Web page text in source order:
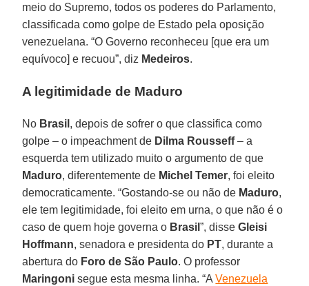
meio do Supremo, todos os poderes do Parlamento,
classificada como golpe de Estado pela oposição
venezuelana. “O Governo reconheceu [que era um
equívoco] e recuou”, diz Medeiros.
A legitimidade de Maduro
No Brasil , depois de sofrer o que classifica como
golpe – o impeachment de Dilma Rousseff– a
esquerda tem utilizado muito o argumento de que
Maduro, diferentemente de Michel Temer, foi eleito
democraticamente. “Gostando-se ou não de Maduro,
ele tem legitimidade, foi eleito em urna, o que não é o
caso de quem hoje governa o Brasil”, disseGleisi
Hoffmann, senadora e presidenta do PT, durante a
abertura do Foro de São Paulo. O professor
Maringoni segue esta mesma linha. “AVenezuela